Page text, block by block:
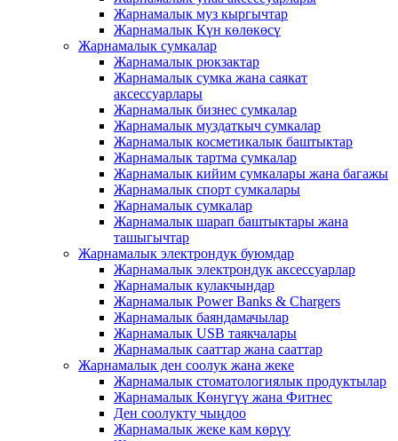
Жарнамалык муз кыргычтар
Жарнамалык Күн көлөкөсү
Жарнамалык сумкалар
Жарнамалык рюкзактар
Жарнамалык сумка жана саякат
аксессуарлары
Жарнамалык бизнес сумкалар
Жарнамалык муздаткыч сумкалар
Жарнамалык косметикалык баштыктар
Жарнамалык тартма сумкалар
Жарнамалык кийим сумкалары жана багажы
Жарнамалык спорт сумкалары
Жарнамалык сумкалар
Жарнамалык шарап баштыктары жана
ташыгычтар
Жарнамалык электрондук буюмдар
Жарнамалык электрондук аксессуарлар
Жарнамалык кулакчындар
Жарнамалык Power Banks & Chargers
Жарнамалык баяндамачылар
Жарнамалык USB таякчалары
Жарнамалык сааттар жана сааттар
Жарнамалык ден соолук жана жеке
Жарнамалык стоматологиялык продуктылар
Жарнамалык Көнүгүү жана Фитнес
Ден соолукту чыңдоо
Жарнамалык жеке кам көрүү